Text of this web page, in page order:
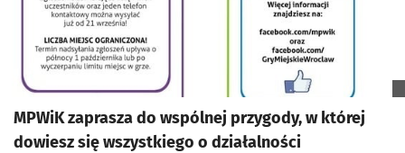
MPWiK zaprasza do wspólnej przygody, w której
dowiesz się wszystkiego o działalności